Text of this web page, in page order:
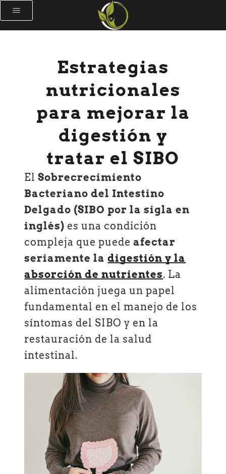
Estrategias
nutricionales
para mejorar la
digestión y
tratar el SIBO
ElSobrecrecimiento
Bacteriano del Intestino
Delgado (SIBO por la sigla en
inglés) es una condición
compleja que puedeafectar
seriamente ladigestión y la
absorción de nutrientes. La
alimentación juega un papel
fundamental en el manejo de los
síntomas del SIBO y en la
restauración de la salud
intestinal.